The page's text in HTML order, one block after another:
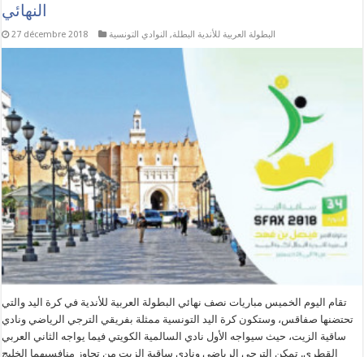
النهائي
27 décembre 2018 البطولة العربية للأندية البطلة, النوادي التونسية
تقام اليوم الخميس مباريات نصف نهائي البطولة العربية للأندية في كرة اليد والتي
تحتضنها صفاقس، وستكون كرة اليد التونسية ممثلة بفريقي الترجي الرياضي ونادي
ساقية الزيت، حيث سيواجه الأول نادي السالمية الكويتي فيما يواجه الثاني العربي
القطري. تمكن الترجي الرياضي ونادي ساقية الزيت من تجاوز منافسيهما الخليج